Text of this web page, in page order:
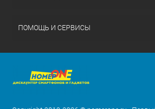
ПОМОЩЬ И СЕРВИСЫ